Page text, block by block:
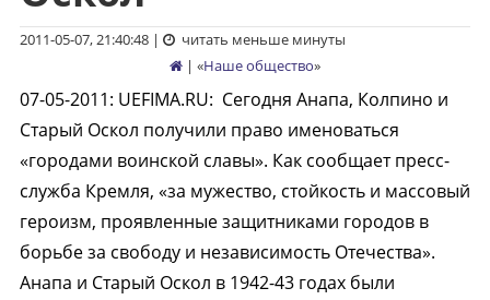
2011-05-07, 21:40:48|
читать меньше минуты
| «Наше общество»
07-05-2011: UEFIMA.RU: Сегодня Анапа, Колпино и
Старый Оскол получили право именоваться
«городами воинской славы». Как сообщает пресс-
служба Кремля, «за мужество, стойкость и массовый
героизм, проявленные защитниками городов в
борьбе за свободу и независимость Отечества».
Анапа и Старый Оскол в 1942-43 годах были